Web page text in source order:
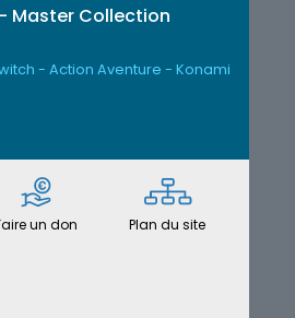
Master Collection
- Action Aventure - Konami
un don Plan du site